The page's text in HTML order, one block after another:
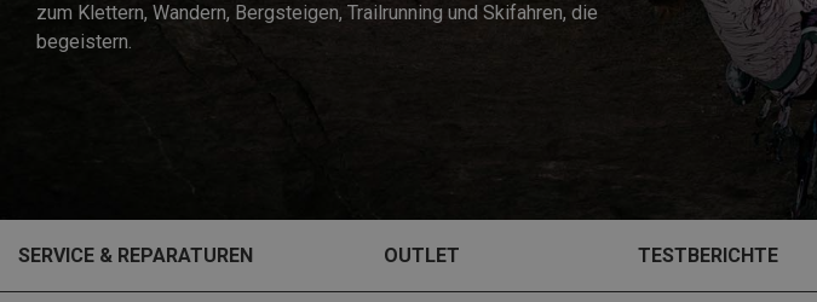
zum Klettern, Wandern, Bergsteigen, Trailrunning und Skifahren, die
begeistern.
SERVICE & REPARATUREN OUTLET TESTBERICHTE